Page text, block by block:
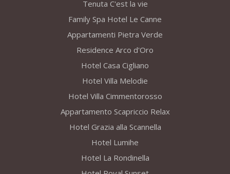
Tenuta C'est la vie
Family Spa Hotel Le Canne
Appartamenti Pietra Verde
Residence Arco d'Oro
Hotel Casa Cigliano
Hotel Villa Melodie
Hotel Villa Cimmentorosso
Appartamento Scapriccio Relax
Hotel Grazia alla Scannella
Hotel Lumihe
Hotel La Rondinella